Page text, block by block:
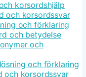
korsordshjälp
och korsordssvar
och förklaring
och betydelse
och
och förklaring
och korsordssvar